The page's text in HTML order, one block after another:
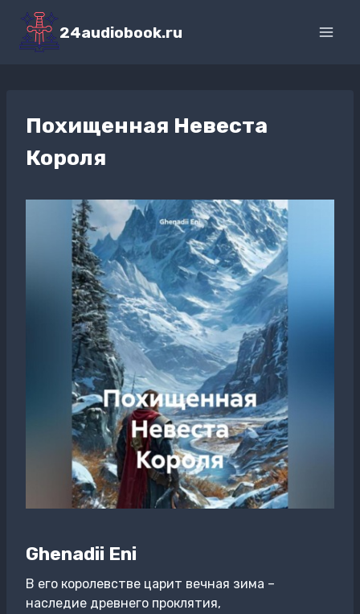
Перейти
содержимому
24audiobook.ru
Похищенная Невеста
Короля
Ghenadii Eni
В его королевстве царит вечная зима –
наследие древнего проклятия,